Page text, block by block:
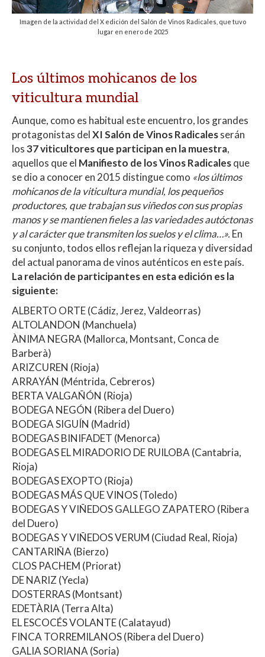
Imagen de la actividad del X edición del Salón de Vinos Radicales, que tuvo
lugar en enero de 2025
Los últimos mohicanos de los
viticultura mundial
Aunque, como es habitual este encuentro, los grandes
protagonistas delXI Salón de Vinos Radicalesserán
los37 viticultores que participan en la muestra,
aquellos que el Manifiesto de los Vinos Radicalesque
se dio a conocer en 2015 distingue como «los últimos
mohicanos de la viticultura mundial, los pequeños
productores, que trabajan sus viñedos con sus propias
manos y se mantienen fieles a las variedades autóctonas
y al carácter que transmiten los suelos y el clima…». En
su conjunto, todos ellos reflejan la riqueza y diversidad
del actual panorama de vinos auténticos en este país.
La relación de participantes en esta edición es la
siguiente:
ALBERTO ORTE (Cádiz, Jerez, Valdeorras)
ALTOLANDON (Manchuela)
ÀNIMA NEGRA (Mallorca, Montsant, Conca de
Barberà)
ARIZCUREN (Rioja)
ARRAYÁN (Méntrida, Cebreros)
BERTA VALGAÑÓN (Rioja)
BODEGA NEGÓN (Ribera del Duero)
BODEGA SIGUÍN (Madrid)
BODEGAS BINIFADET (Menorca)
BODEGAS EL MIRADORIO DE RUILOBA (Cantabria,
Rioja)
BODEGAS EXOPTO (Rioja)
BODEGAS MÁS QUE VINOS (Toledo)
BODEGAS Y VIÑEDOS GALLEGO ZAPATERO (Ribera
del Duero)
BODEGAS Y VIÑEDOS VERUM (Ciudad Real, Rioja)
CANTARIÑA (Bierzo)
CLOS PACHEM (Priorat)
DE NARIZ (Yecla)
DOSTERRAS (Montsant)
EDETÀRIA (Terra Alta)
EL ESCOCÉS VOLANTE (Calatayud)
FINCA TORREMILANOS (Ribera del Duero)
GALIA SORIANA (Soria)